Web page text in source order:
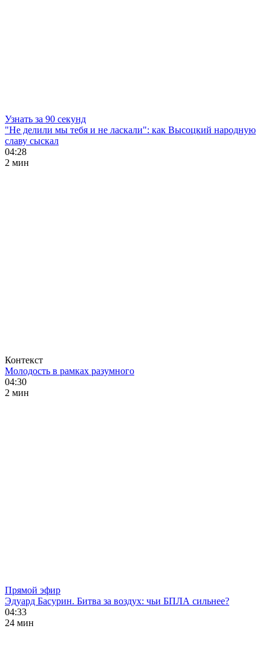
Узнать за 90 секунд
"Не делили мы тебя и не ласкали": как Высоцкий народную
славу сыскал
04:28
2 мин
Контекст
Молодость в рамках разумного
04:30
2 мин
Прямой эфир
Эдуард Басурин. Битва за воздух: чьи БПЛА сильнее?
04:33
24 мин